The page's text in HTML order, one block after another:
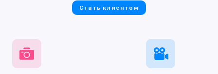
Стать клиентом